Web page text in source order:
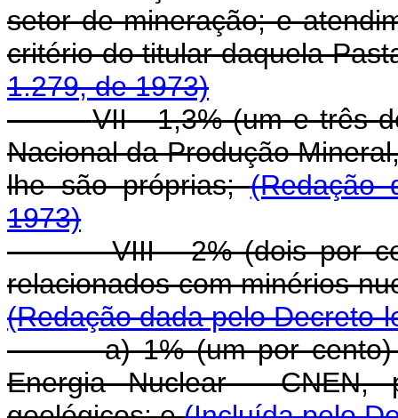
setor de mineração; e
critério do titular daquela
1.279, de 1973)
VII - 1,3% (um e três
Nacional da Produção
lhe são próprias;(Redação
1973)
VIII - 2% (dois por
relacionados com minérios
(Redação dada pelo Decreto-
a) 1% (um por
Energia Nuclear - CNEN,